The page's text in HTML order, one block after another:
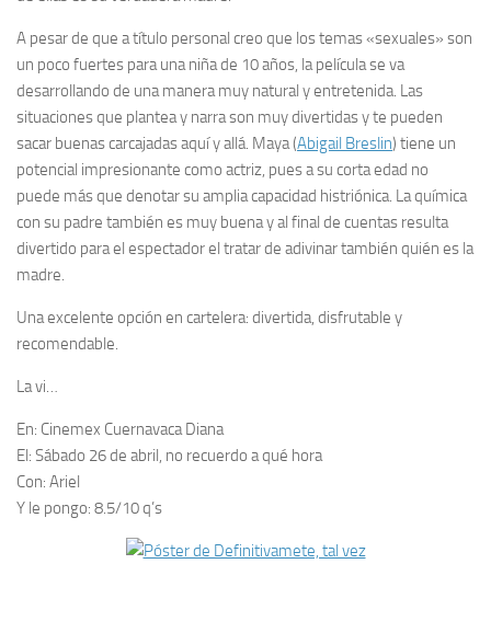
A pesar de que a título personal creo que los temas «sexuales» son
un poco fuertes para una niña de 10 años, la película se va
desarrollando de una manera muy natural y entretenida. Las
situaciones que plantea y narra son muy divertidas y te pueden
sacar buenas carcajadas aquí y allá. Maya (Abigail Breslin) tiene un
potencial impresionante como actriz, pues a su corta edad no
puede más que denotar su amplia capacidad histriónica. La química
con su padre también es muy buena y al final de cuentas resulta
divertido para el espectador el tratar de adivinar también quién es la
madre.
Una excelente opción en cartelera: divertida, disfrutable y
recomendable.
La vi…
En: Cinemex Cuernavaca Diana
El: Sábado 26 de abril, no recuerdo a qué hora
Con: Ariel
Y le pongo: 8.5/10 q’s